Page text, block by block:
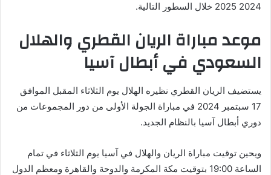
2024 2025 خلال السطور التالية.
موعد مباراة الريان القطري والهلال
السعودي في أبطال آسيا
يستضيف الريان القطري نظيره الهلال يوم الثلاثاء المقبل الموافق
17 سبتمبر 2024 في مباراة الجولة الأولى من دور المجموعات من
دوري أبطال آسيا بالنظام الجديد.
ويحين توقيت مباراة الريان والهلال في آسيا يوم الثلاثاء في تمام
الساعة 19:00 بتوقيت مكة المكرمة والدوحة والقاهرة ومعظم الدول